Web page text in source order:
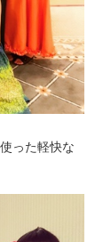
った軽快な